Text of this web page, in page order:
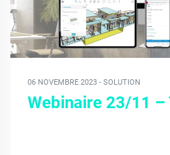
06 NOVEMBRE 2023 - SOLUTION
Webinaire 23/11 –